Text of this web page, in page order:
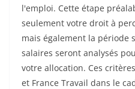
l'emploi. Cette étape
seulement votre droit à
mais également la période
salaires seront analysés
votre allocation. Ces
et France Travail dans le